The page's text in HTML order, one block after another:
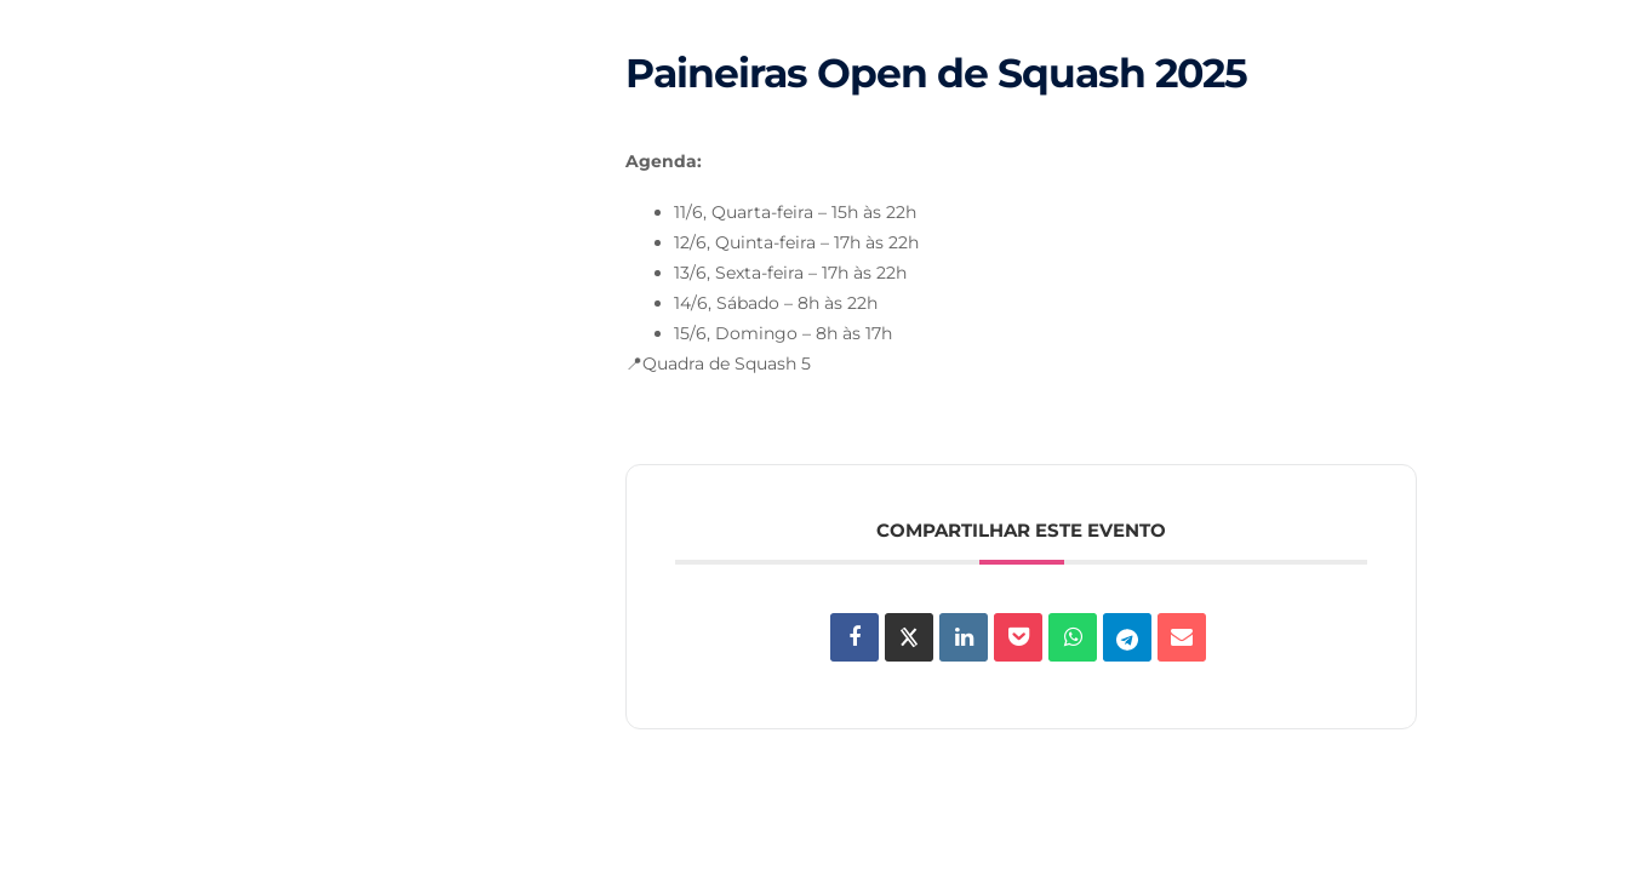
Paineiras Open de Squash 2025
Agenda:
11/6, Quarta-feira –15h às 22h
12/6, Quinta-feira –17h às 22h
13/6, Sexta-feira –17h às 22h
14/6, Sábado –8h às 22h
15/6, Domingo –8h às 17h
📍Quadra de Squash 5
COMPARTILHAR ESTE EVENTO